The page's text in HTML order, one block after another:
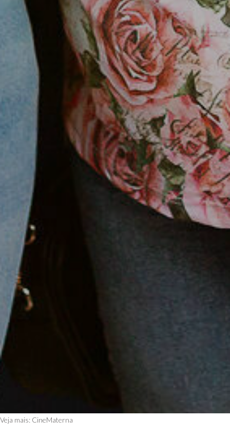
Veja mais: CineMaterna